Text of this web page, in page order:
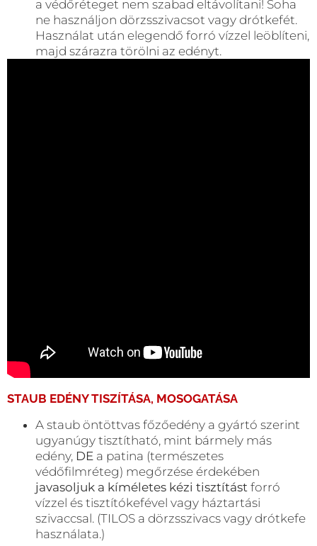
a védőréteget nem szabad eltávolítani! Soha
ne használjon dörzsszivacsot vagy drótkefét.
Használat után elegendő forró vízzel leöblíteni,
majd szárazra törölni az edényt.
STAUB EDÉNY TISZÍTÁSA, MOSOGATÁSA
A staub öntöttvas főzőedény a gyártó szerint
ugyanúgy tisztítható, mint bármely más
edény, DE a patina (természetes
védőfilmréteg) megőrzése érdekében
javasoljuk a kíméletes kézi tisztítást forró
vízzel és tisztítókefével vagy háztartási
szivaccsal. (TILOS a dörzsszivacs vagy drótkefe
használata.)